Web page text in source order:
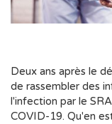
Deux ans après le
de rassembler des
l'infection par le
COVID-19. Qu'en